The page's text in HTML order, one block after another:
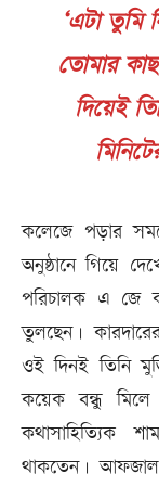
‘এটা তুমি
তোমার
দিয়েই
কলেজে পড়ার
অনুষ্ঠানে গিয়ে
পরিচালক এ জে
তুলছেন।
ওই দিনই তিনি
কয়েক বন্ধু মিলে
কথাসাহিত্যিক
থাকতেন। আফজাল